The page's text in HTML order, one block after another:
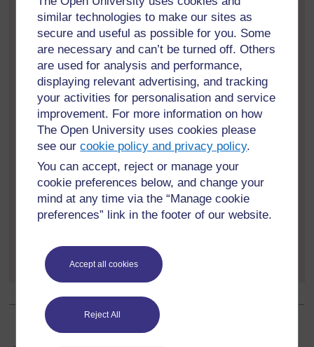
similar technologies to make our sites as
secure and useful as possible for you. Some
are necessary and can’t be turned off. Others
are used for analysis and performance,
displaying relevant advertising, and tracking
your activities for personalisation and service
improvement. For more information on how
The Open University uses cookies please
see ourcookie policy and privacy policy.
You can accept, reject or manage your
cookie preferences below, and change your
mind at any time via the “Manage cookie
preferences” link in the footer of our website.
Accept all cookies
Reject All
संसाधन:
पत्रिका से फ़ोटो या तस्वीरों की कतरनें,फ़ोटोकॉपी,जो छात्रों
द्वारा स्पष्ट रूप से देखने लायक़ पर्याप्त रूप से बड़ी हों।
समय-निर्धारण:
चित्रों से परिचित करवाने के लिए दस मिनट।
चित्रों के बारे में छात्रों द्वारा जोड़ों में बात करने के लिए पाँच
चित्र क्या प्रदर्शित करते हैं,इस पर पूरी कक्षा द्वारा बात करने
के लिए बीस मिनट।
अपनी पूरी योजना तैयार रखें ,क्योंकि यह आपको ऐसा नमूना उपलब्ध